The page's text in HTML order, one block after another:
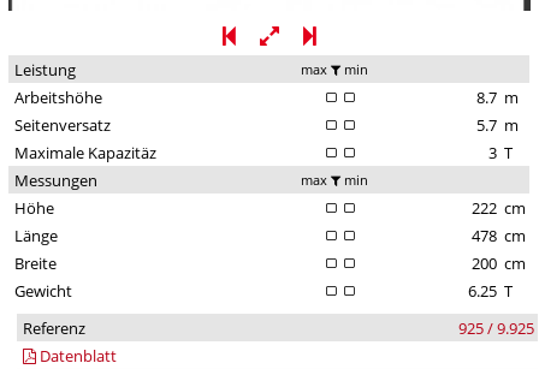
Leistung max min
Arbeitshöhe 8.7 m
Seitenversatz
5.7 m
Maximale Kapazitäz
3 T
Messungen
max min
Höhe 222 cm
Länge
478 cm
Breite
200 cm
Gewicht
6.25 T
Referenz
925 / 9.925
Datenblatt